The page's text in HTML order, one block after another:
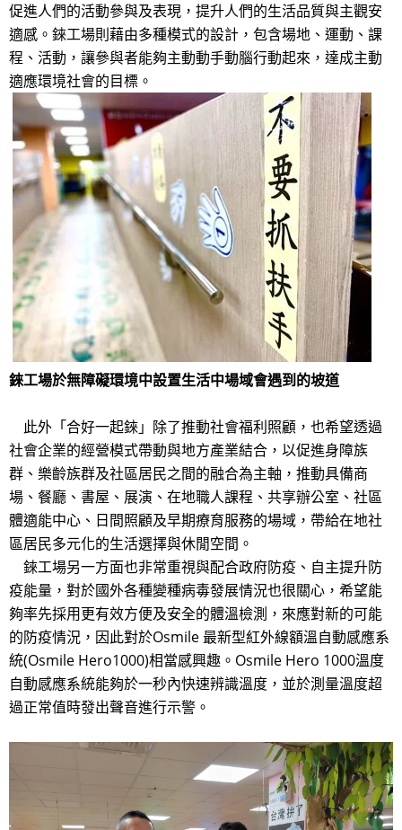
促進人們的活動參與及表現，提升人們的生活品質與主觀安
適感。錸工場則藉由多種模式的設計，包含場地、運動、課
程、活動，讓參與者能夠主動動手動腦行動起來，達成主動
適應環境社會的目標。
錸工場於無障礙環境中設置生活中場域會遇到的坡道
此外「合好一起錸」除了推動社會福利照顧，也希望透過
社會企業的經營模式帶動與地方產業結合，以促進身障族
群、樂齡族群及社區居民之間的融合為主軸，推動具備商
場、餐廳、書屋、展演、在地職人課程、共享辦公室、社區
體適能中心、日間照顧及早期療育服務的場域，帶給在地社
區居民多元化的生活選擇與休閒空間。
錸工場另一方面也非常重視與配合政府防疫、自主提升防
疫能量，對於國外各種變種病毒發展情況也很關心，希望能
夠率先採用更有效方便及安全的體溫檢測，來應對新的可能
的防疫情況，因此對於Osmile 最新型紅外線額溫自動感應系
統(Osmile Hero1000)相當感興趣。Osmile Hero 1000溫度
自動感應系統能夠於一秒內快速辨識溫度，並於測量溫度超
過正常值時發出聲音進行示警。